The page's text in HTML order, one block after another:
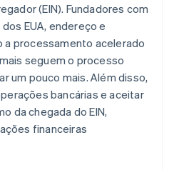
(EIN). Fundadores com
EUA, endereço e
processamento acelerado
seguem o processo
um pouco mais. Além disso,
bancárias e aceitar
da chegada do EIN,
financeiras